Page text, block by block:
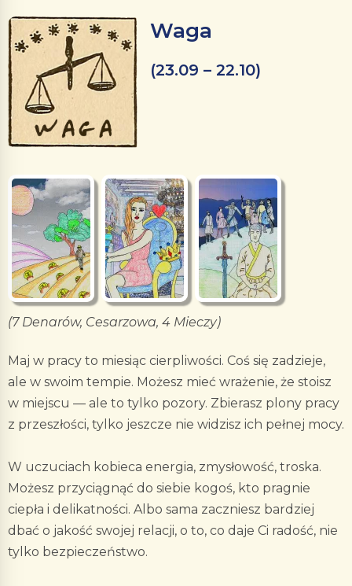
Waga
(23.09 – 22.10)
(7 Denarów, Cesarzowa, 4 Mieczy)
Maj w pracy to miesiąc cierpliwości. Coś się zadzieje,
ale w swoim tempie. Możesz mieć wrażenie, że stoisz
w miejscu — ale to tylko pozory. Zbierasz plony pracy
z przeszłości, tylko jeszcze nie widzisz ich pełnej mocy.
W uczuciach kobieca energia, zmysłowość, troska.
Możesz przyciągnąć do siebie kogoś, kto pragnie
ciepła i delikatności. Albo sama zaczniesz bardziej
dbać o jakość swojej relacji, o to, co daje Ci radość, nie
tylko bezpieczeństwo.